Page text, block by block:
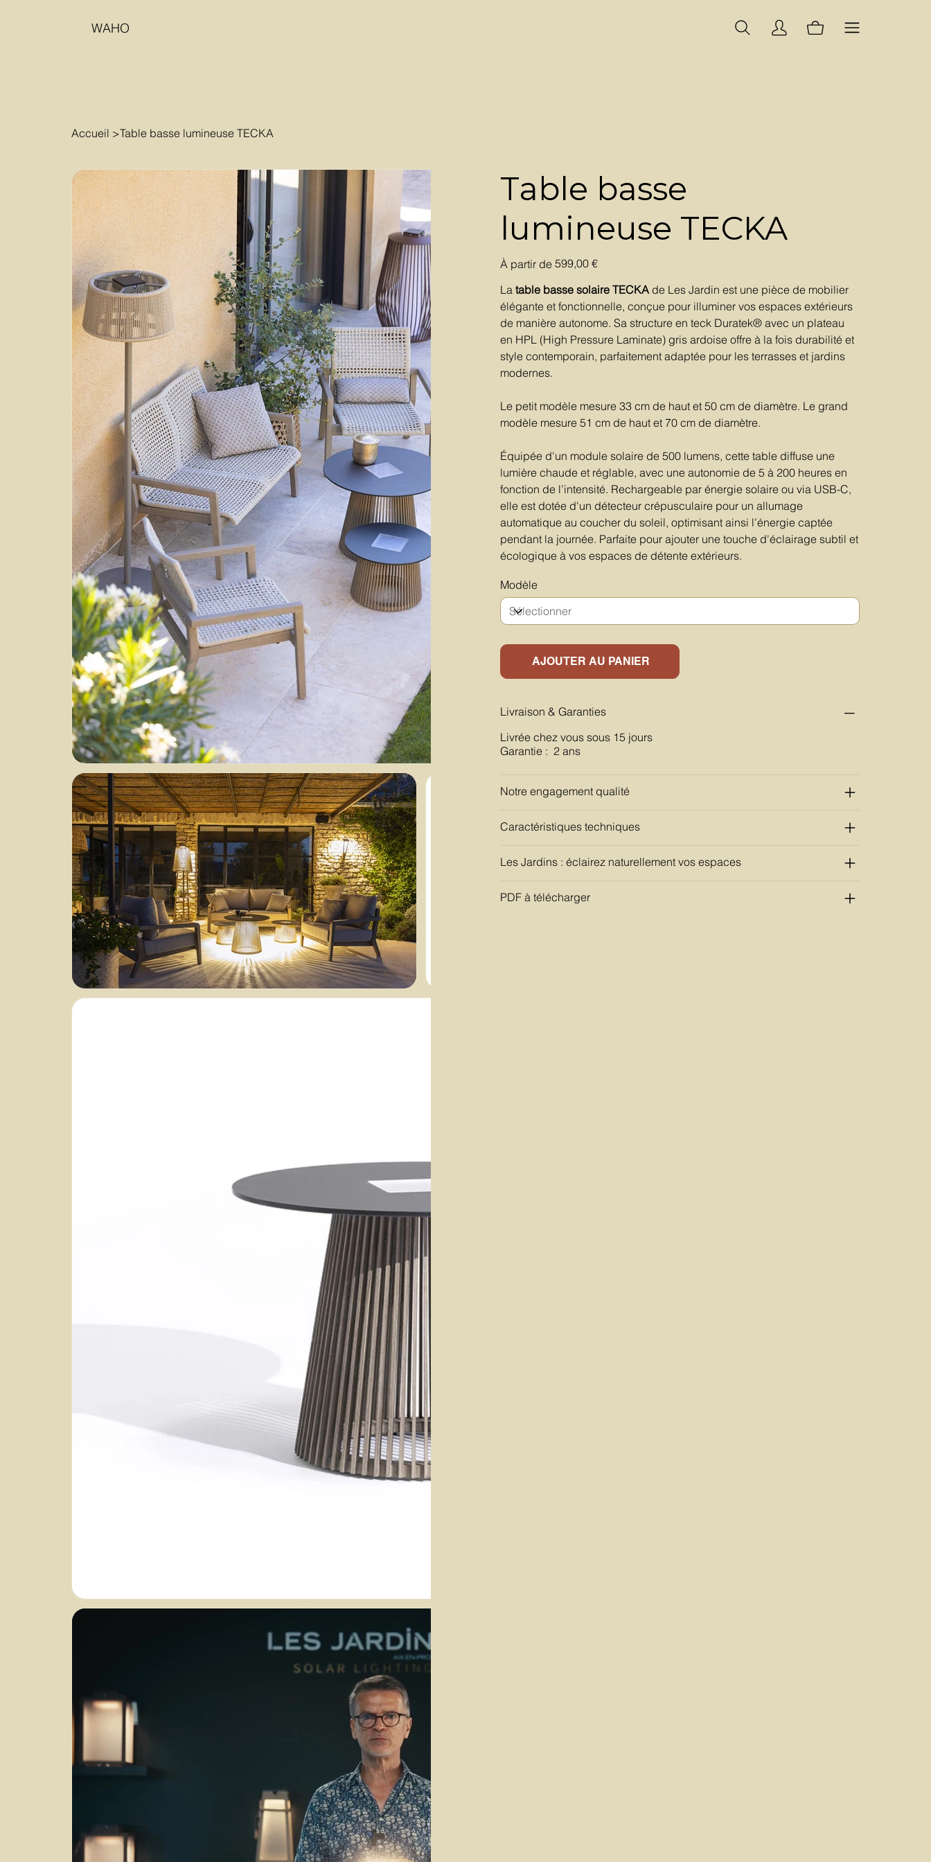
WAHO
Accueil >Table basse lumineuse TECKA
Table basse
lumineuse TECKA
À partir de Prix
599,00 €
La table basse solaire TECKA de Les Jardin est une pièce de mobilier
élégante et fonctionnelle, conçue pour illuminer vos espaces extérieurs
de manière autonome. Sa structure en teck Duratek® avec un plateau
en HPL (High Pressure Laminate) gris ardoise offre à la fois durabilité et
style contemporain, parfaitement adaptée pour les terrasses et jardins
modernes.
Le petit modèle mesure 33 cm de haut et 50 cm de diamètre. Le grand
modèle mesure 51 cm de haut et 70 cm de diamètre.
Équipée d'un module solaire de 500 lumens, cette table diffuse une
lumière chaude et réglable, avec une autonomie de 5 à 200 heures en
fonction de l’intensité. Rechargeable par énergie solaire ou via USB-C,
elle est dotée d'un détecteur crépusculaire pour un allumage
automatique au coucher du soleil, optimisant ainsi l’énergie captée
pendant la journée. Parfaite pour ajouter une touche d'éclairage subtil et
écologique à vos espaces de détente extérieurs.
Modèle
AJOUTER AU PANIER
Livraison & Garanties
Livrée chez vous sous 15 jours
Garantie : 2 ans
Notre engagement qualité
Caractéristiques techniques
Les Jardins : éclairez naturellement vos espaces
PDF à télécharger